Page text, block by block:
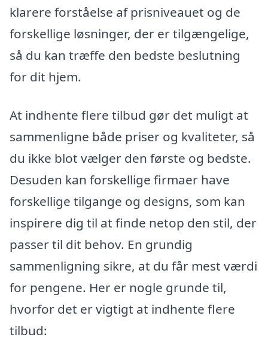
klarere forståelse af prisniveauet og de
forskellige løsninger, der er tilgængelige,
så du kan træffe den bedste beslutning
for dit hjem.
At indhente flere tilbud gør det muligt at
sammenligne både priser og kvaliteter, så
du ikke blot vælger den første og bedste.
Desuden kan forskellige firmaer have
forskellige tilgange og designs, som kan
inspirere dig til at finde netop den stil, der
passer til dit behov. En grundig
sammenligning sikre, at du får mest værdi
for pengene. Her er nogle grunde til,
hvorfor det er vigtigt at indhente flere
tilbud: